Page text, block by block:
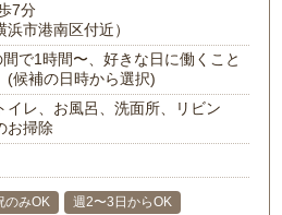
7分
浜市港南区付近）
で1時間〜、好きな日に働くこと
(候補の日時から選択)
イレ、お風呂、洗面所、リビン
お掃除
のみOK 週2〜3日からOK